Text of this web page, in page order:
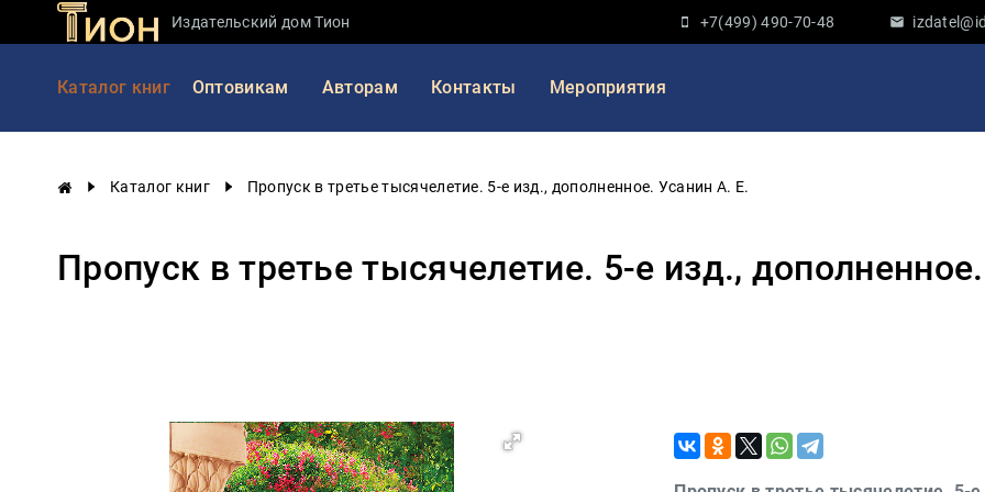
Издательский дом Тион +7(499) 490-70-48
Каталог книг Оптовикам Авторам Контакты Мероприятия
Каталог книг Пропуск в третье тысячелетие. 5-е изд., дополненное. Усанин А. Е.
Пропуск в третье тысячелетие. 5-е изд.,
Занимательная
наука
История
Экономика